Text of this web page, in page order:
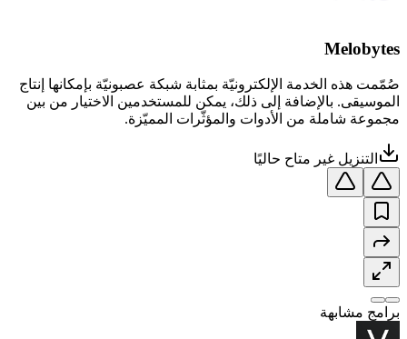
Melobytes
صُمّمت هذه الخدمة الإلكترونيّة بمثابة شبكة عصبونيّة بإمكانها إنتاج
الموسيقى. بالإضافة إلى ذلك، يمكن للمستخدمين الاختيار من بين
مجموعة شاملة من الأدوات والمؤثّرات المميّزة.
التنزيل غير متاح حاليًا
برامج مشابهة